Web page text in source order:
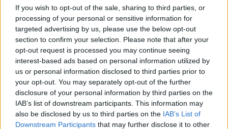
If you wish to opt-out of the sale, sharing to third parties, or
processing of your personal or sensitive information for
targeted advertising by us, please use the below opt-out
section to confirm your selection. Please note that after your
opt-out request is processed you may continue seeing
interest-based ads based on personal information utilized by
us or personal information disclosed to third parties prior to
your opt-out. You may separately opt-out of the further
disclosure of your personal information by third parties on the
IAB’s list of downstream participants. This information may
also be disclosed by us to third parties on the IAB’s List of
Downstream Participants that may further disclose it to other